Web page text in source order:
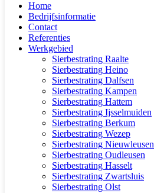
Home
Bedrijfsinformatie
Contact
Referenties
Werkgebied
Sierbestrating Raalte
Sierbestrating Heino
Sierbestrating Dalfsen
Sierbestrating Kampen
Sierbestrating Hattem
Sierbestrating Ijsselmuiden
Sierbestrating Berkum
Sierbestrating Wezep
Sierbestrating Nieuwleusen
Sierbestrating Oudleusen
Sierbestrating Hasselt
Sierbestrating Zwartsluis
Sierbestrating Olst